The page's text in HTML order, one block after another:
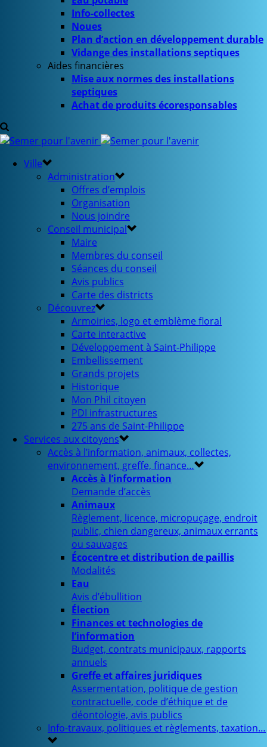
Info-collectes
Noues
Plan d’action en développement durable
Vidange des installations septiques
Aides financières
Mise aux normes des installations
septiques
Achat de produits écoresponsables
Ville
Administration
Offres d’emplois
Organisation
Nous joindre
Conseil municipal
Maire
Membres du conseil
Séances du conseil
Avis publics
Carte des districts
Découvrez
Armoiries, logo et emblème floral
Carte interactive
Développement à Saint-Philippe
Embellissement
Grands projets
Historique
Mon Phil citoyen
PDI infrastructures
275 ans de Saint-Philippe
Services aux citoyens
Accès à l’information, animaux, collectes,
environnement, greffe, finance…
Accès à l’information
Demande d’accès
Animaux
Règlement, licence, micropuçage, endroit
public, chien dangereux, animaux errants
ou sauvages
Écocentre et distribution de paillis
Modalités
Eau
Avis d’ébullition
Élection
Finances et technologies de
l’information
Budget, contrats municipaux, rapports
annuels
Greffe et affaires juridiques
Assermentation, politique de gestion
contractuelle, code d’éthique et de
déontologie, avis publics
Info-travaux, politiques et règlements, taxation…